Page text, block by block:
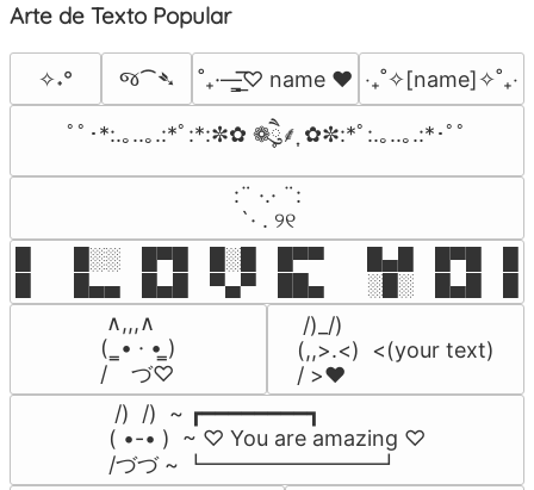
Arte de Texto Popular
✧˖° જ⁀➴ ˚₊·—̳͟͞͞♡ name ♥️ ‎‧₊˚✧[name]✧˚₊‧
ﾟﾟ･*:.｡..｡.:*ﾟ:*:✼✿ ❁ཻུ۪۪⸙͎ ✿✼:*ﾟ:.｡..｡.:*･ﾟﾟ
⠀:¨ ·.· ¨:⠀
⠀ `· . ୨୧⠀
█  █░░ █▀█ █░█ █▀▀  █▄█ █▀█
█  █▄▄ █▄█ ▀▄▀ ██▄  ░█░ █▄█
∧,,,∧
(  ̳• · • ̳)
/    づ♡
/)_/)
(,,>.<)  <(your text)
/ >❤️
/)  /)  ~ ┏━━━━━━━━┓
( •-• )  ~ ♡ You are amazing ♡
/づづ ~ ┗━━━━━━━━┛